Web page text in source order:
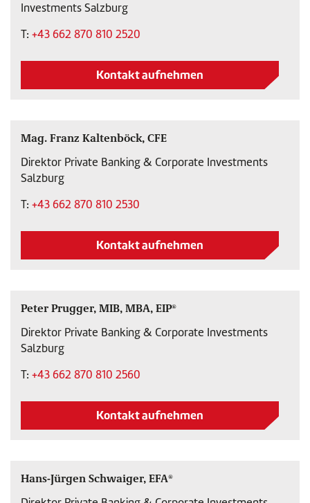
Investments Salzburg
T: +43 662 870 810 2520
Kontakt aufnehmen
Mag. Franz Kaltenböck, CFE
Direktor Private Banking & Corporate Investments
Salzburg
T: +43 662 870 810 2530
Kontakt aufnehmen
Peter Prugger, MIB, MBA, EIP®
Direktor Private Banking & Corporate Investments
Salzburg
T: +43 662 870 810 2560
Kontakt aufnehmen
Hans-Jürgen Schwaiger, EFA®